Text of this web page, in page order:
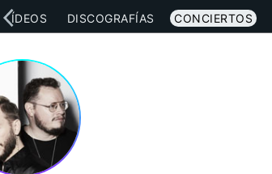
VÍDEOS DISCOGRAFÍAS CONCIERTOS